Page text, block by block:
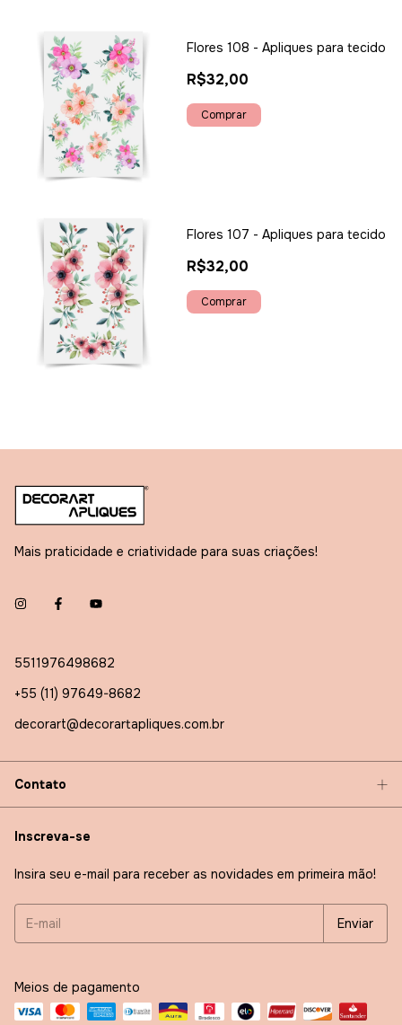
Flores 108 - Apliques para tecido
R$32,00
Flores 107 - Apliques para tecido
R$32,00
Mais praticidade e criatividade para suas criações!
5511976498682
+55 (11) 97649-8682
decorart@decorartapliques.com.br
Contato
Inscreva-se
Insira seu e-mail para receber as novidades em primeira mão!
Meios de pagamento